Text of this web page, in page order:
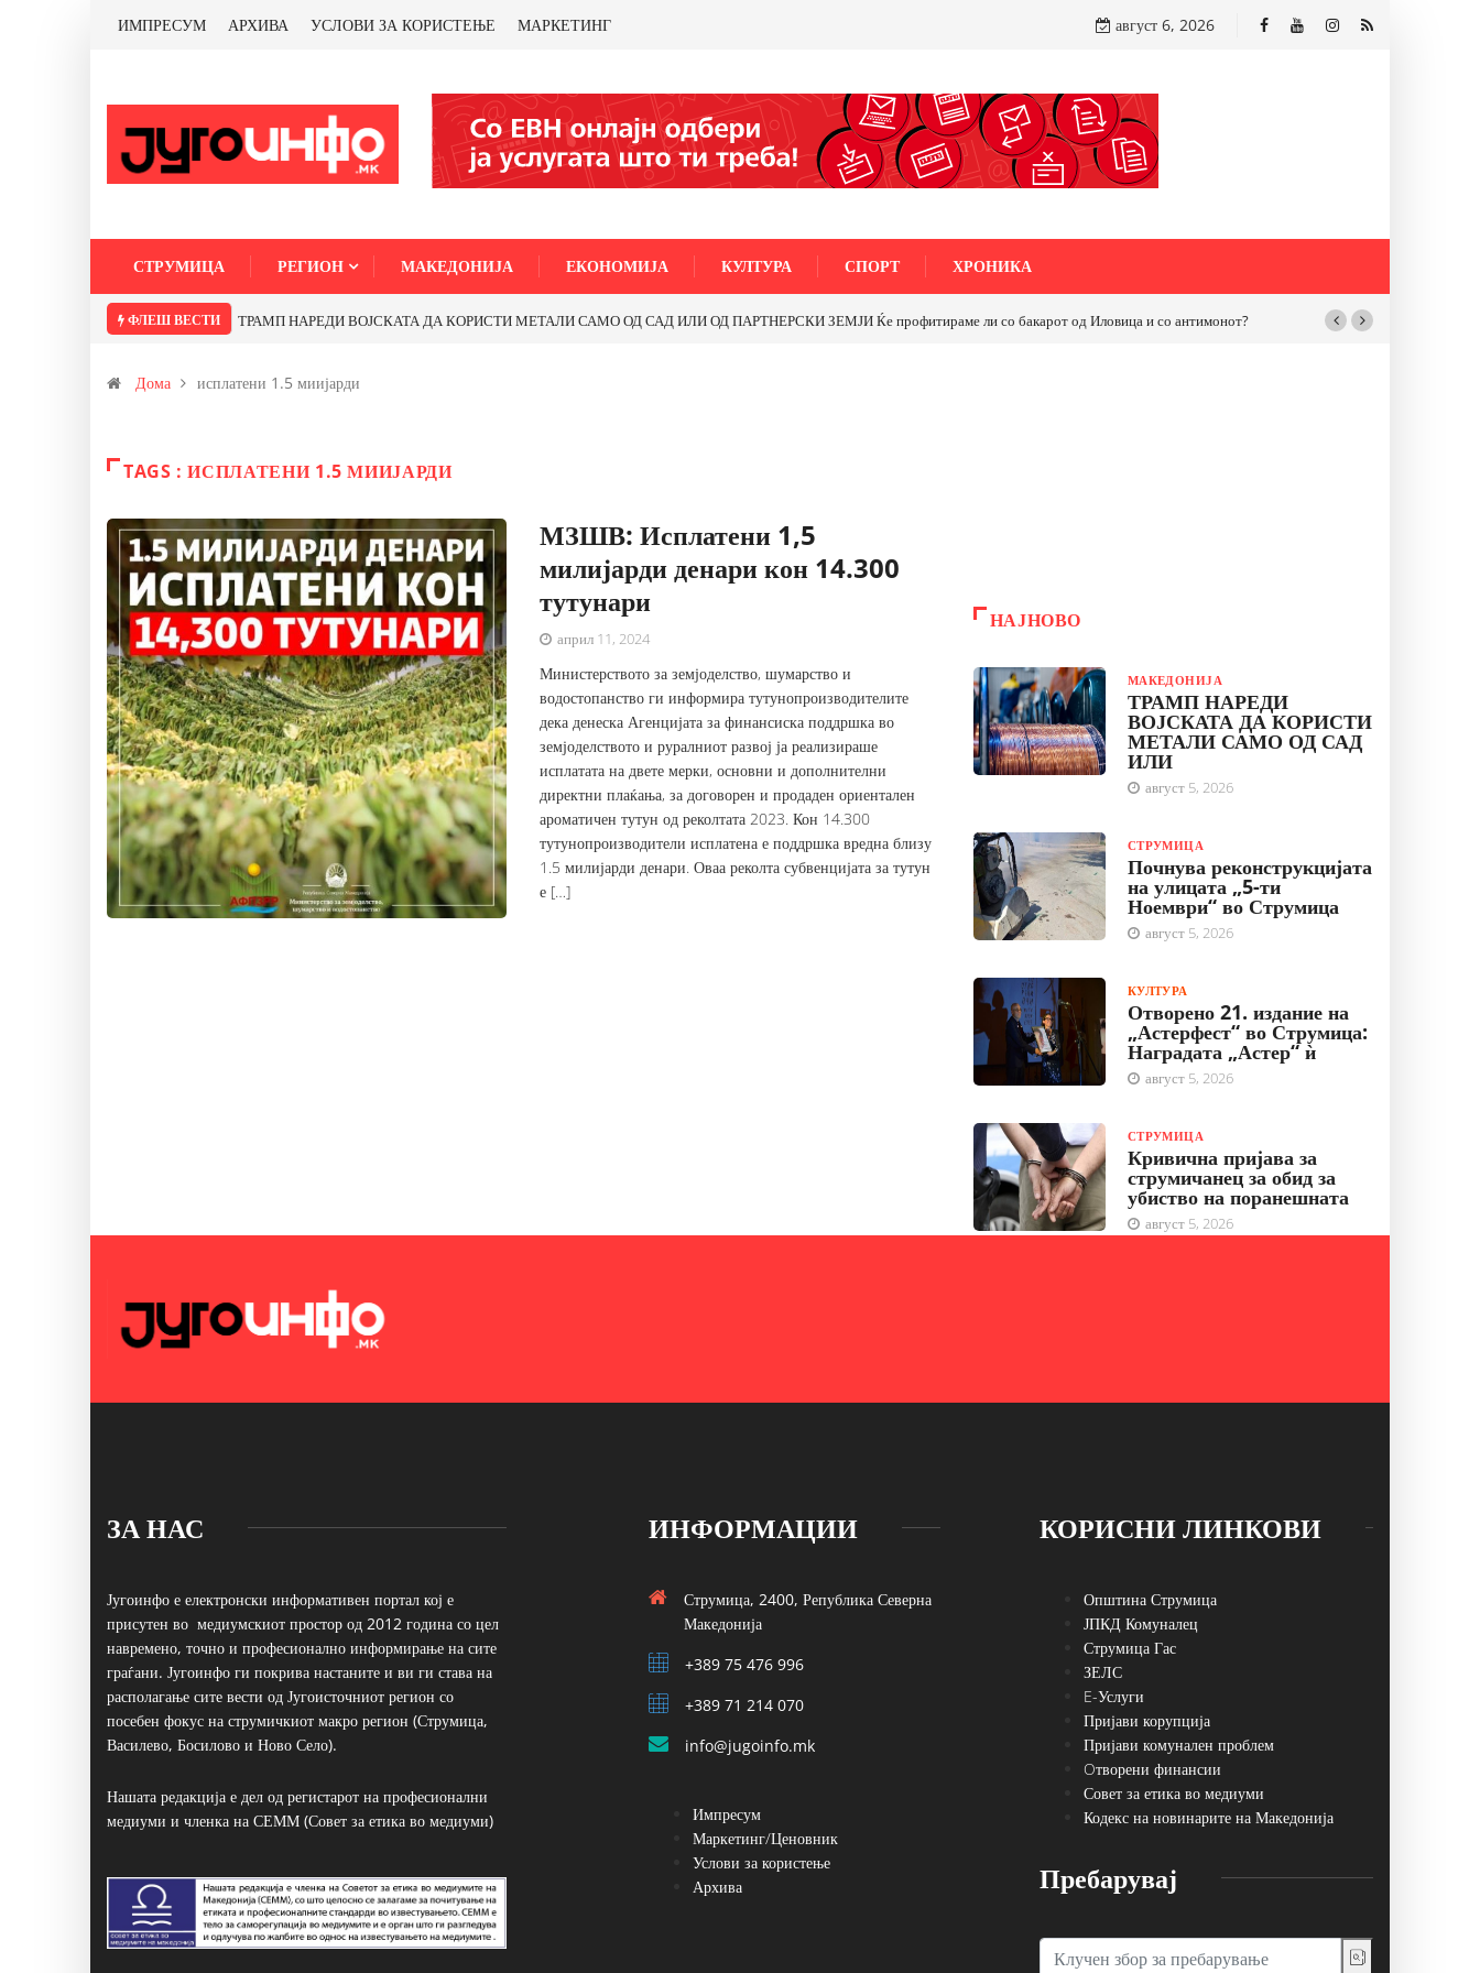
ИМПРЕСУМ АРХИВА УСЛОВИ ЗА КОРИСТЕЊЕ МАРКЕТИНГ август 6, 2026
СТРУМИЦА РЕГИОН МАКЕДОНИЈА ЕКОНОМИЈА КУЛТУРА СПОРТ ХРОНИКА
ФЛЕШ ВЕСТИ ТРАМП НАРЕДИ ВОЈСКАТА ДА КОРИСТИ МЕТАЛИ САМО ОД САД ИЛИ ОД ПАРТНЕРСКИ ЗЕМЈИ Ќе профитираме ли со бакарот од Иловица и со антимонот?
Дома исплатени 1.5 миијарди
TAGS : ИСПЛАТЕНИ 1.5 МИИЈАРДИ
МЗШВ: Исплатени 1,5
милијарди денари кон 14.300
тутунари
април 11, 2024
Министерството за земјоделство, шумарство и
водостопанство ги информира тутунопроизводителите
дека денеска Агенцијата за финансиска поддршка во
земјоделството и руралниот развој ја реализираше
исплатата на двете мерки, основни и дополнителни
директни плаќања, за договорен и продаден ориентален
ароматичен тутун од реколтата 2023. Кон 14.300
тутунопроизводители исплатена е поддршка вредна близу
1.5 милијарди денари. Оваа реколта субвенцијата за тутун
е […]
НАЈНОВО
МАКЕДОНИЈА
ТРАМП НАРЕДИ
ВОЈСКАТА ДА КОРИСТИ
МЕТАЛИ САМО ОД САД
ИЛИ
август 5, 2026
СТРУМИЦА
Почнува реконструкцијата
на улицата „5-ти
Ноември“ во Струмица
август 5, 2026
КУЛТУРА
Отворено 21. издание на
„Астерфест“ во Струмица:
Наградата „Астер“ ѝ
август 5, 2026
СТРУМИЦА
Кривична пријава за
струмичанец за обид за
убиство на поранешната
август 5, 2026
ЗА НАС
Југоинфо е електронски информативен портал кој е
присутен во медиумскиот простор од 2012 година со цел
навремено, точно и професионално информирање на сите
граѓани. Југоинфо ги покрива настаните и ви ги става на
располагање сите вести од Југоисточниот регион со
посебен фокус на струмичкиот макро регион (Струмица,
Василево, Босилово и Ново Село).
Нашата редакција е дел од регистарот на професионални
медиуми и членка на СЕММ (Совет за етика во медиуми)
ИНФОРМАЦИИ
Струмица, 2400, Република Северна
Македонија
+389 75 476 996
+389 71 214 070
info@jugoinfo.mk
Импресум
Маркетинг/Ценовник
Услови за користење
Архива
КОРИСНИ ЛИНКОВИ
Општина Струмица
ЈПКД Комуналец
Струмица Гас
ЗЕЛС
E-Услуги
Пријави корупција
Пријави комунален проблем
Oтворени финансии
Совет за етика во медиуми
Кодекс на новинарите на Македонија
Пребарувај